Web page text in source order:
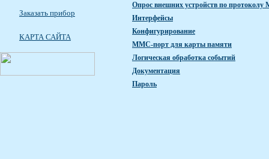
Заказать прибор
КАРТА САЙТА
Опрос внешних устройств по протоколу
Интерфейсы
Конфигурирование
MMC-порт для карты памяти
Логическая обработка событий
Документация
Пароль